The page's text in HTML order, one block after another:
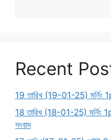
Recent
19 তারিখ (19-01-25) মর্নিং
18 তারিখ (18-01-25) মর্নিং
সংবাদ